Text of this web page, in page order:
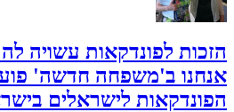
הזכות לפונדקאות עשויה
אנחנו ב'משפחה חדשה'
הפונדקאות לישראלים